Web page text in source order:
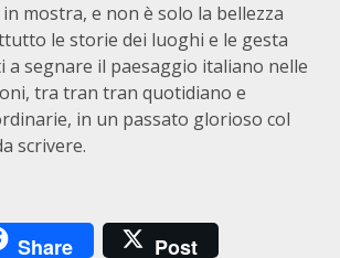
mostra, e non è solo la bellezza
le storie dei luoghi e le gesta
a segnare il paesaggio italiano nelle
tra tran tran quotidiano e
in un passato glorioso col
scrivere.
Share Post